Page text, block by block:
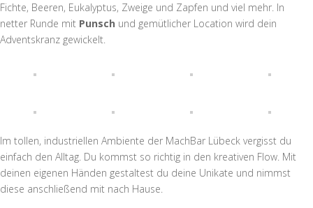
Fichte, Beeren, Eukalyptus, Zweige und Zapfen und viel mehr. In
netter Runde mit Punsch und gemütlicher Location wird dein
Adventskranz gewickelt.
Im tollen, industriellen Ambiente der MachBar Lübeck vergisst du
einfach den Alltag. Du kommst so richtig in den kreativen Flow. Mit
deinen eigenen Händen gestaltest du deine Unikate und nimmst
diese anschließend mit nach Hause.